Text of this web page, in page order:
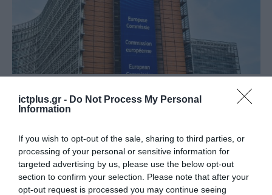
ictplus.gr - Do Not Process My Personal
Information
If you wish to opt-out of the sale, sharing to third parties, or
processing of your personal or sensitive information for
targeted advertising by us, please use the below opt-out
section to confirm your selection. Please note that after your
opt-out request is processed you may continue seeing
Η Ευρωπαϊκή Ένωση θεσπίζει
σκληρά πρόστιμα εναντίον των
τεχνολογικών κολοσσών για
αθέμιτη συμπεριφορά και
ανταγωνισμό
16.12.2020